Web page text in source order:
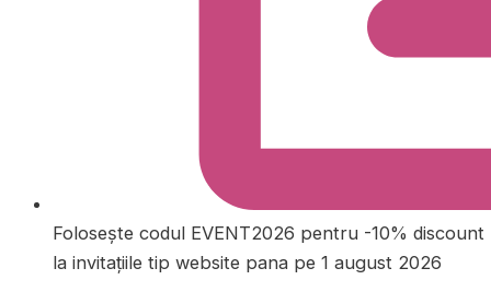
Folosește codul EVENT2026 pentru -10% discount
la invitațiile tip website pana pe 1 august 2026